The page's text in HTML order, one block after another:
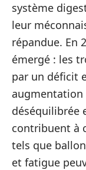
système
leur
répandue. En
émergé : les
par un déficit
augmentation
déséquilibrée
contribuent à
tels que
et fatigue